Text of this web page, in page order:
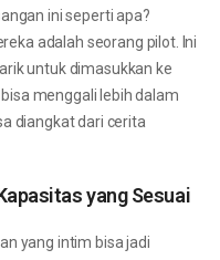
ini seperti apa?
adalah seorang pilot. Ini
untuk dimasukkan ke
menggali lebih dalam
diangkat dari cerita
yang Sesuai
yang intim bisa jadi